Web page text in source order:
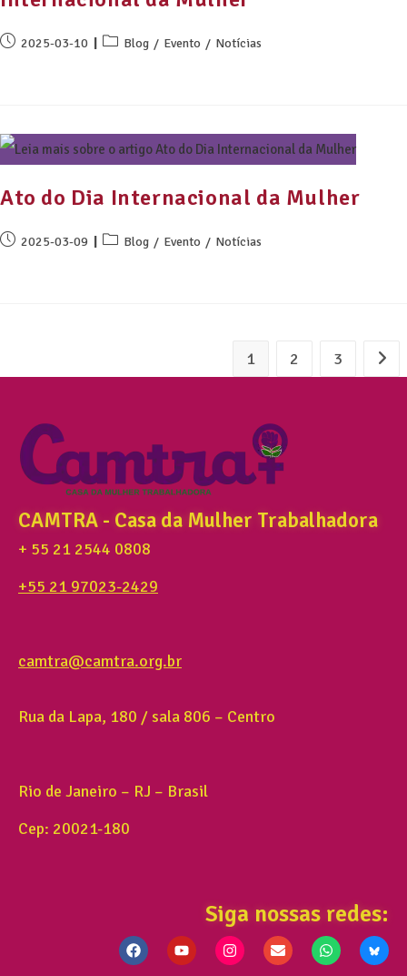
2025-03-10 Blog / Evento / Notícias
Ato do Dia Internacional da Mulher
2025-03-09 Blog / Evento / Notícias
1 2 3
CAMTRA - Casa da Mulher Trabalhadora
+ 55 21 2544 0808
+55 21 97023-2429
camtra@camtra.org.br
Rua da Lapa, 180 / sala 806 – Centro
Rio de Janeiro – RJ – Brasil
Cep: 20021-180
Siga nossas redes: